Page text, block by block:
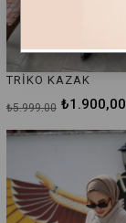
TRİKO KAZAK
₺1.900,00
₺5.999,00